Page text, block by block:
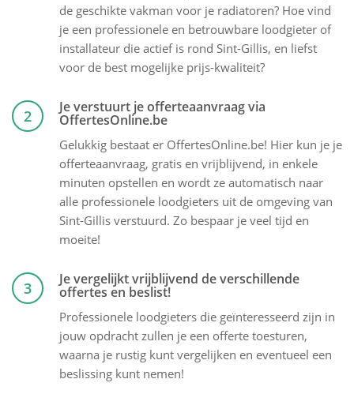
de geschikte vakman voor je radiatoren? Hoe vind
je een professionele en betrouwbare loodgieter of
installateur die actief is rond Sint-Gillis, en liefst
voor de best mogelijke prijs-kwaliteit?
2 Je verstuurt je offerteaanvraag via
OffertesOnline.be
Gelukkig bestaat er OffertesOnline.be! Hier kun je je
offerteaanvraag, gratis en vrijblijvend, in enkele
minuten opstellen en wordt ze automatisch naar
alle professionele loodgieters uit de omgeving van
Sint-Gillis verstuurd. Zo bespaar je veel tijd en
moeite!
3 Je vergelijkt vrijblijvend de verschillende
offertes en beslist!
Professionele loodgieters die geïnteresseerd zijn in
jouw opdracht zullen je een offerte toesturen,
waarna je rustig kunt vergelijken en eventueel een
beslissing kunt nemen!